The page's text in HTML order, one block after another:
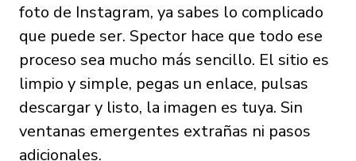
foto de Instagram, ya sabes lo complicado
que puede ser. Spector hace que todo ese
proceso sea mucho más sencillo. El sitio es
limpio y simple, pegas un enlace, pulsas
descargar y listo, la imagen es tuya. Sin
ventanas emergentes extrañas ni pasos
adicionales.